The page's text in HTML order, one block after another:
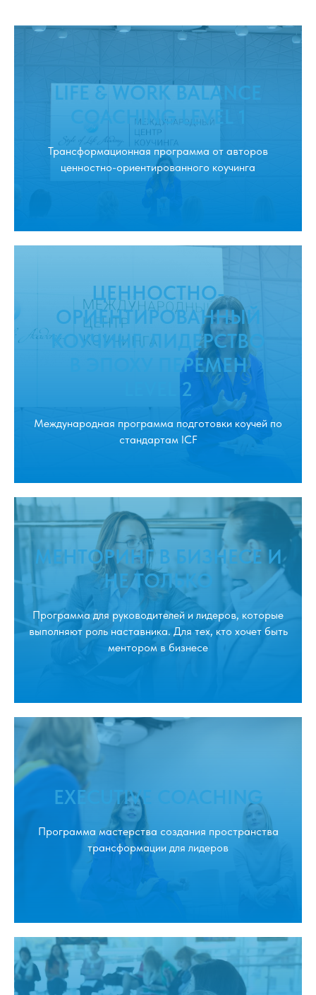
LIFE & WORK BALANCE
COACHING LEVEL 1
Трансформационная программа от авторов
ценностно-ориентированного коучинга
ЦЕННОСТНО-
ОРИЕНТИРОВАННЫЙ
КОУЧИНГ. ЛИДЕРСТВО
В ЭПОХУ ПЕРЕМЕН
LEVEL 2
Международная программа подготовки коучей по
стандартам ICF
МЕНТОРИНГ В БИЗНЕСЕ И
НЕ ТОЛЬКО
Программа для руководителей и лидеров, которые
выполняют роль наставника. Для тех, кто хочет быть
ментором в бизнесе
EXECUTIVE COACHING
Программа мастерства создания пространства
трансформации для лидеров